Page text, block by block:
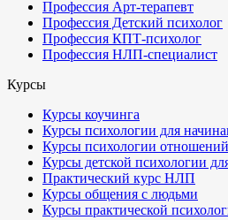
Профессия Арт-терапевт
Профессия Детский психолог
Профессия КПТ-психолог
Профессия НЛП-специалист
Курсы
Курсы коучинга
Курсы психологии для
Курсы психологии
Курсы детской психологии
Практический курс НЛП
Курсы общения с людьми
Курсы практической